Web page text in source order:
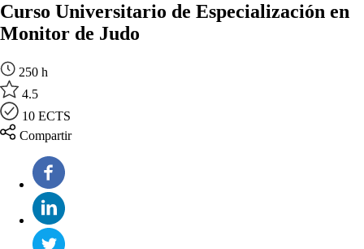
Curso Universitario de Especialización en
Monitor de Judo
250 h
4.5
10 ECTS
Compartir